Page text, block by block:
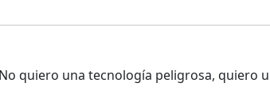
quiero una tecnología peligrosa, quiero